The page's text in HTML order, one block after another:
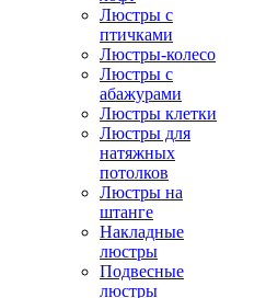
Люстры с
птичками
Люстры-колесо
Люстры с
абажурами
Люстры клетки
Люстры для
натяжных
потолков
Люстры на
штанге
Накладные
люстры
Подвесные
люстры